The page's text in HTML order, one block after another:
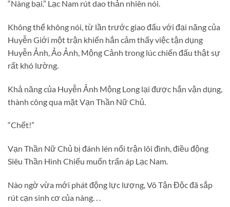
“Nàng bại.” Lạc Nam rút dao thản nhiên nói.
Không thể không nói, từ lần trước giao đấu với đại năng của
Huyễn Giới một trận khiến hắn cảm thấy việc tận dụng
Huyễn Ảnh, Ảo Ảnh, Mộng Cảnh trong lúc chiến đấu thật sự
rất khó lường.
Khả năng của Huyễn Ảnh Mộng Long lại được hắn vận dụng,
thành công qua mặt Vạn Thần Nữ Chủ.
“Chết!”
Vạn Thần Nữ Chủ bị đánh lén nổi trận lôi đình, điều động
Siêu Thần Hình Chiếu muốn trấn áp Lạc Nam.
Nào ngờ vừa mới phát động lực lượng, Vô Tận Độc đã sắp
rút cạn sinh cơ của nàng. . .